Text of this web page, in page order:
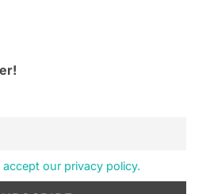
our privacy policy.